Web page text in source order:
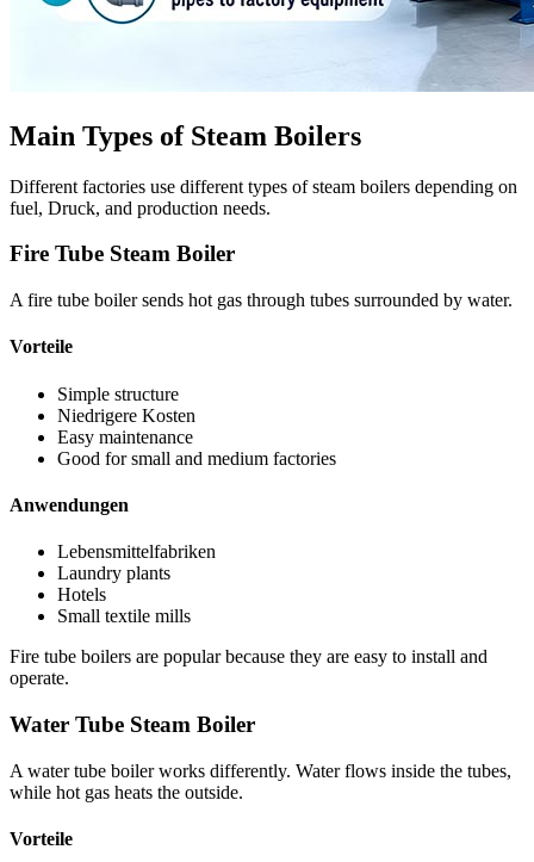
Main Types of Steam Boilers
Different factories use different types of steam boilers depending on
fuel, Druck, and production needs.
Fire Tube Steam Boiler
A fire tube boiler sends hot gas through tubes surrounded by water.
Vorteile
Simple structure
Niedrigere Kosten
Easy maintenance
Good for small and medium factories
Anwendungen
Lebensmittelfabriken
Laundry plants
Hotels
Small textile mills
Fire tube boilers are popular because they are easy to install and
operate.
Water Tube Steam Boiler
A water tube boiler works differently. Water flows inside the tubes,
while hot gas heats the outside.
Vorteile